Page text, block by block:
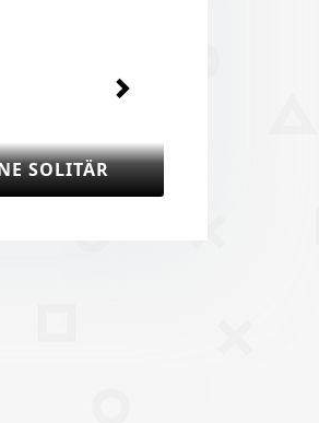
CANFIELD SOLITÄR